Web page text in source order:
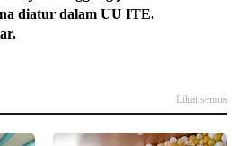
diatur dalam UU ITE.
Lihat semua